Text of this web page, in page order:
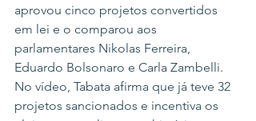
aprovou cinco projetos convertidos
em lei e o comparou aos
parlamentares Nikolas Ferreira,
Eduardo Bolsonaro e Carla Zambelli.
No vídeo, Tabata afirma que já teve 32
projetos sancionados e incentiva os